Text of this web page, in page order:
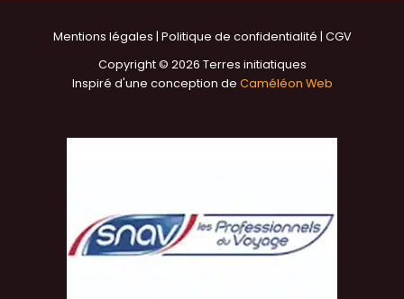
Mentions légales | Politique de confidentialité | CGV
Copyright © 2026 Terres initiatiques
Inspiré d'une conception de Caméléon Web